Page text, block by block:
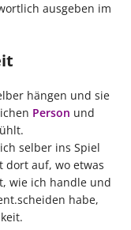
ausgeben im
hängen und sie
Person und
selber ins Spiel
dort auf, wo etwas
wie ich handle und
habe,